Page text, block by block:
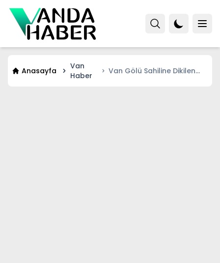
Anasayfa
Van
Haber
Van Gölü Sahiline Dikilen